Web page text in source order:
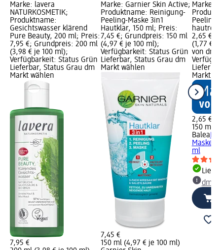
Marke: lavera
NATURKOSMETIK;
Produktname:
Gesichtswasser klärend
Pure Beauty, 200 ml; Preis:
7,95 €; Grundpreis: 200 ml
(3,98 € je 100 ml);
Verfügbarkeit: Status Grün
Lieferbar, Status Grau dm
Markt wählen
7,95 €
Marke: Garnier Skin Active;
Produktname: Reinigung-
Peeling-Maske 3in1
Hautklar, 150 ml; Preis:
7,45 €; Grundpreis: 150 ml
(4,97 € je 100 ml);
Verfügbarkeit: Status Grün
Lieferbar, Status Grau dm
Markt wählen
7,45 €
150 ml (4,97 € je 100 ml)
Marke:
Peeling-
2,65 €;
(1,77 €
von dm
Markt
2,65 €
150 ml
Balea
Maske
ml
dm